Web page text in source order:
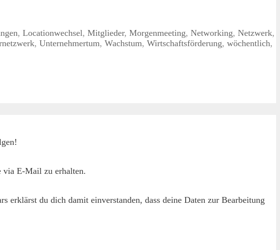
, Locationwechsel, Mitglieder, Morgenmeeting, Networking, Netzwerk,
, Unternehmertum, Wachstum, Wirtschaftsförderung, wöchentlich,
via E-Mail zu erhalten.
erklärst du dich damit einverstanden, dass deine Daten zur Bearbeitung